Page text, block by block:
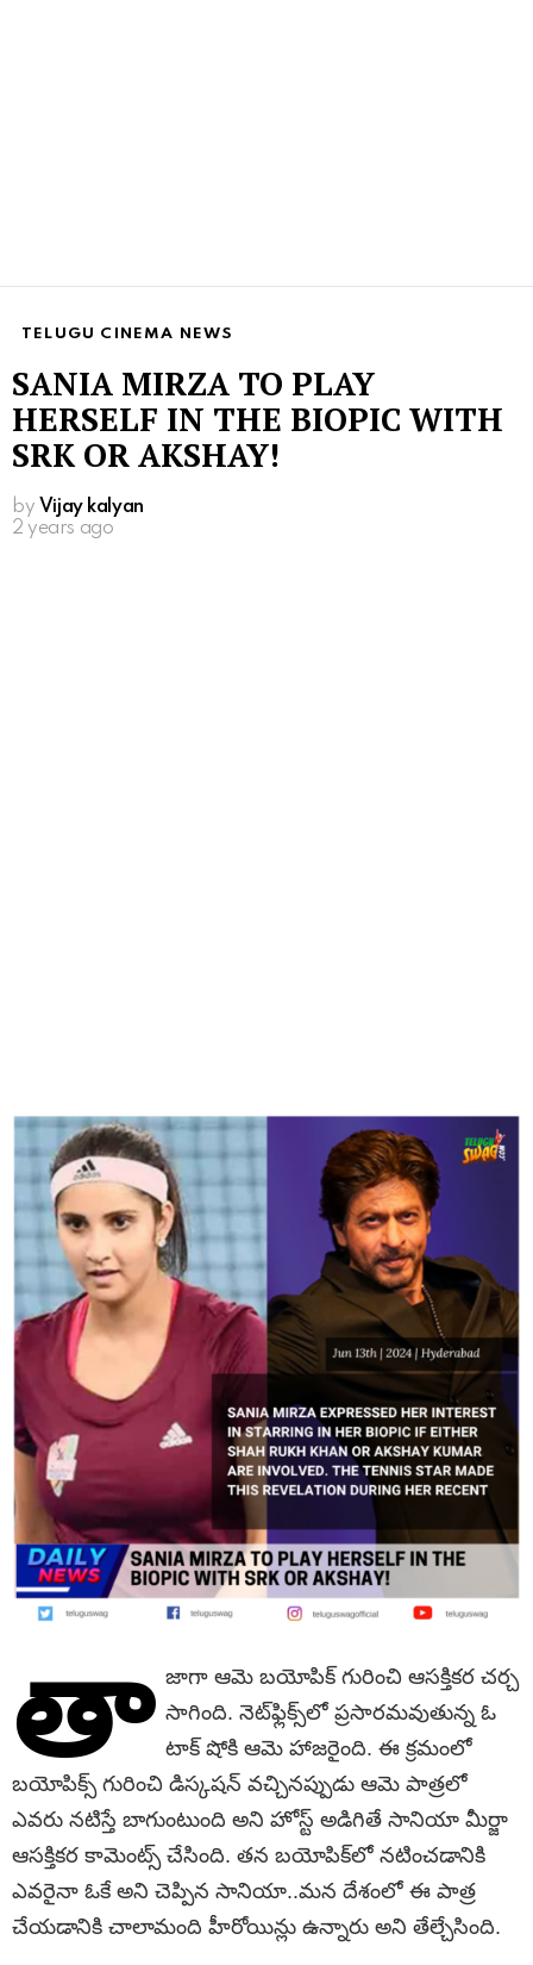
TELUGU CINEMA NEWS
SANIA MIRZA TO PLAY
HERSELF IN THE BIOPIC WITH
SRK OR AKSHAY!
by Vijay kalyan
2 years ago
తా జాగా ఆమె బయోపిక్‌ గురించి ఆసక్తికర చర్చ
సాగింది. నెట్‌ఫ్లిక్స్‌లో ప్రసారమవుతున్న ఓ
టాక్‌ షోకి ఆమె హాజరైంది. ఈ క్రమంలో
బయోపిక్స్‌ గురించి డిస్కషన్‌ వచ్చినప్పుడు ఆమె పాత్రలో
ఎవరు నటిస్తే బాగుంటుంది అని హోస్ట్‌ అడిగితే సానియా మీర్జా
ఆసక్తికర కామెంట్స్‌ చేసింది. తన బయోపిక్‌లో నటించడానికి
ఎవరైనా ఓకే అని చెప్పిన సానియా..మన దేశంలో ఈ పాత్ర
చేయడానికి చాలామంది హీరోయిన్లు ఉన్నారు అని తేల్చేసింది.